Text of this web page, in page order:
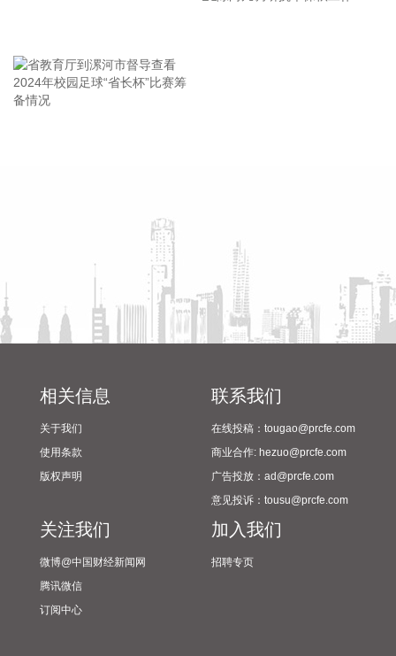
CPI同比上涨约0.13个百分点；计算机、平板电脑和移动电话
机价格分别上涨17.4%、17.2%和8.5%，涨幅均有扩大，合计
影响CPI同比上涨约0.14个百分点。服务价格上涨0.7%，涨幅
CPI同比下降约0.25个百分点。食品中，猪肉价格下降13.3%，
降幅比上月收窄2.6个百分点，影响CPI同比下降约0.25个百分
点；鲜菜、鲜果、粮食、食用油、奶类价格降幅在0.3%—
1.5%之间；鸡蛋价格上涨17.8%，涨幅比上月回落2.2个百分
点；羊肉、牛肉和禽肉类价格涨幅在1.6%—6.2%之间。
2026-08-09 09:39:16
0.5%。其中，城市上涨0.5%，农村上涨0.4%；食品价格下降
格上涨0.7%。1­­—7月平均，全国居民消费价格比上年同期上涨
0.9%。
2026-08-09 09:35:22
国家统计局：2026年7月份，全国工业生产者出厂价格同比上
涨3.5%，环比下降0.7%。工业生产者购进价格同比上涨
5.5%，环比下降1.0%。1—7月平均，工业生产者出厂价格比
上年同期上涨1.8%，工业生产者购进价格上涨2.8%。
2026-08-09 09:32:29
相关信息
关于我们
使用条款
版权声明
联系我们
在线投稿：tougao@prcfe.com
商业合作: hezuo@prcfe.com
广告投放：ad@prcfe.com
意见投诉：tousu@prcfe.com
关注我们
微博@中国财经新闻网
腾讯微信
订阅中心
加入我们
招聘专页